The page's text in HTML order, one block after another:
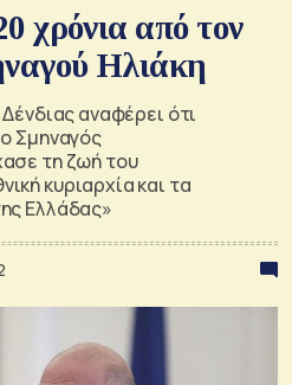
χρόνια από τον
Ηλιάκη
αναφέρει ότι
Σμηναγός
τη ζωή του
κυριαρχία και τα
Ελλάδας»